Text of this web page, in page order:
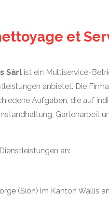
et
Sàrl ist ein Multiservice-
anbietet. Die
Aufgaben, die auf
Gartenarbeit
an:
(Sion) im Kanton Wallis